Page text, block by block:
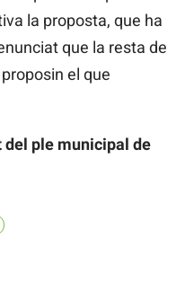
la proposta, que ha
que la resta de
el que
del ple municipal de